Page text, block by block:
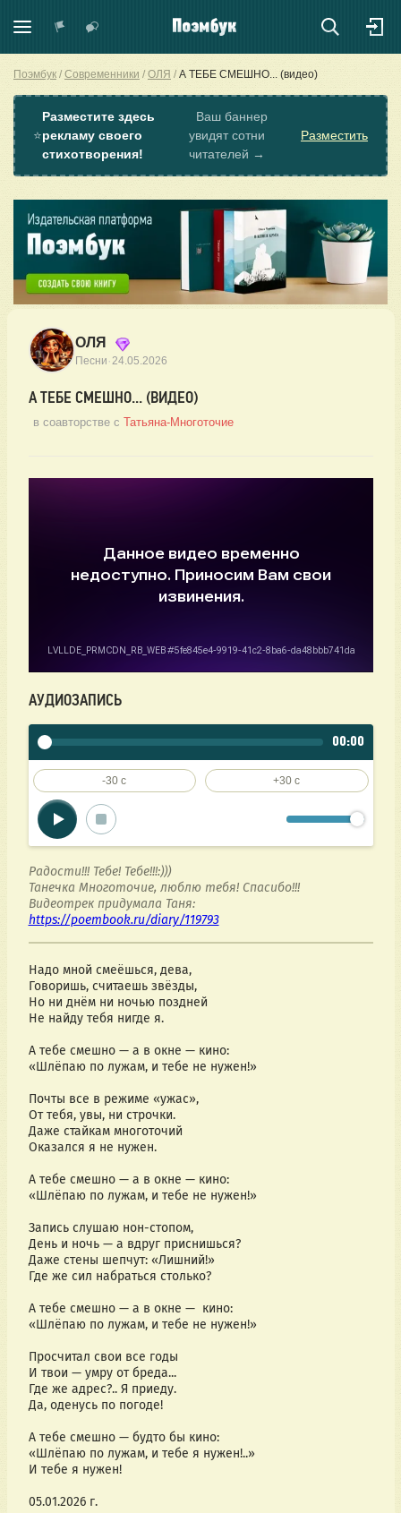
Поэмбук Современники ОЛЯ А ТЕБЕ СМЕШНО... (видео)
⭐
Разместите здесь
рекламу своего
стихотворения!
Ваш баннер
увидят сотни
читателей →
Разместить
ОЛЯ
Песни ·24.05.2026
А ТЕБЕ СМЕШНО... (ВИДЕО)
в соавторстве с Татьяна-Многоточие
АУДИОЗАПИСЬ
00:00
-30 c +30 c
Радости!!! Тебе! Тебе!!!:)))
Танечка Многоточие, люблю тебя! Спасибо!!!
Видеотрек придумала Таня:
https://poembook.ru/diary/119793
Надо мной смеёшься, дева,
Говоришь, считаешь звёзды,
Но ни днём ни ночью поздней
Не найду тебя нигде я.
А тебе смешно — а в окне — кино:
«Шлёпаю по лужам, и тебе не нужен!»
Почты все в режиме «ужас»,
От тебя, увы, ни строчки.
Даже стайкам многоточий
Оказался я не нужен.
А тебе смешно — а в окне — кино:
«Шлёпаю по лужам, и тебе не нужен!»
Запись слушаю нон-стопом,
День и ночь — а вдруг приснишься?
Даже стены шепчут: «Лишний!»
Где же сил набраться столько?
А тебе смешно — а в окне —  кино:
«Шлёпаю по лужам, и тебе не нужен!»
Просчитал свои все годы
И твои — умру от бреда...
Где же адрес?.. Я приеду.
Да, оденусь по погоде!
А тебе смешно — будто бы кино:
«Шлёпаю по лужам, и тебе я нужен!..»
И тебе я нужен!
05.01.2026 г.